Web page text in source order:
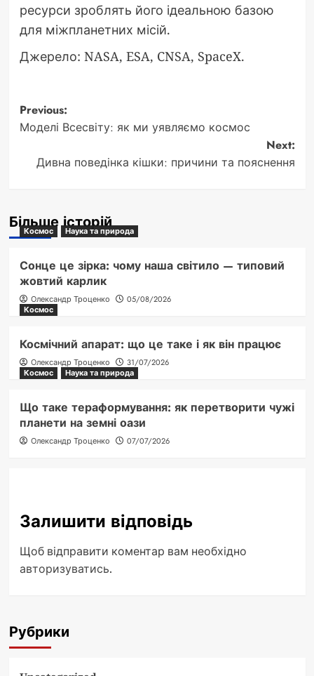
ресурси зроблять його ідеальною базою
для міжпланетних місій.
Джерело: NASA, ESA, CNSA, SpaceX.
Post
navigation
Previous:
Моделі Всесвіту: як ми уявляємо космос
Next:
Дивна поведінка кішки: причини та пояснення
Більше історій
Космос Наука та природа
Сонце це зірка: чому наша світило — типовий
жовтий карлик
Олександр Троценко
05/08/2026
Космос
Космічний апарат: що це таке і як він працює
Олександр Троценко
31/07/2026
Космос
Наука та природа
Що таке тераформування: як перетворити чужі
планети на земні оази
Олександр Троценко 07/07/2026
Залишити відповідь
Щоб відправити коментар вам необхідно
авторизуватись.
Рубрики